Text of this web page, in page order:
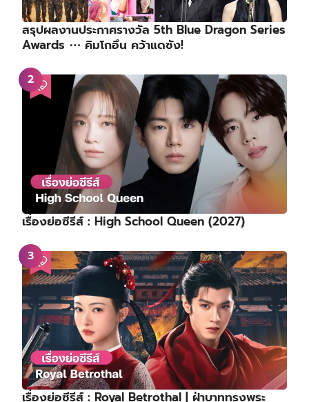
สรุปผลงานประกาศรางวัล 5th Blue Dragon Series
Awards ⋯ คิมโกอึน คว้าแดซัง!
เรื่องย่อซีรีส์ : High School Queen (2027)
เรื่องย่อซีรีส์ : Royal Betrothal | ฝ่าบาททรงพระ